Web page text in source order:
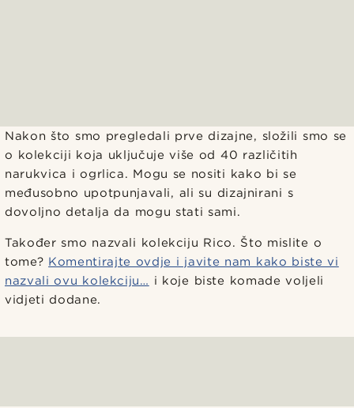
Nakon što smo pregledali prve dizajne, složili smo se
o kolekciji koja uključuje više od 40 različitih
narukvica i ogrlica. Mogu se nositi kako bi se
međusobno upotpunjavali, ali su dizajnirani s
dovoljno detalja da mogu stati sami.
Također smo nazvali kolekciju Rico. Što mislite o
tome? Komentirajte ovdje i javite nam kako biste vi
nazvali ovu kolekciju… i koje biste komade voljeli
vidjeti dodane.